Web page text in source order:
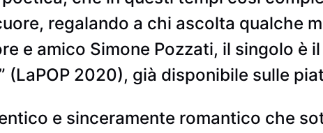
regalando a chi ascolta qualche
e amico Simone Pozzati, il singolo è
(LaPOP 2020), già disponibile sulle
e sinceramente romantico che